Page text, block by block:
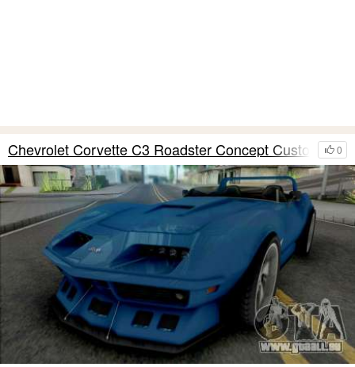
0
Chevrolet Corvette C3 Roadster Concept Custom